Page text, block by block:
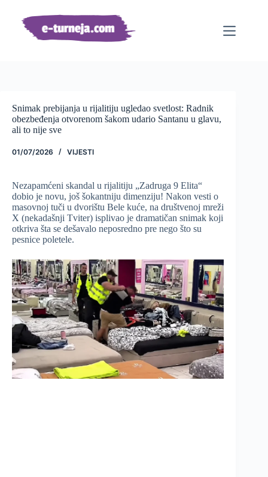
sadržaj
Snimak prebijanja u rijalitiju ugledao svetlost: Radnik
obezbeđenja otvorenom šakom udario Santanu u glavu,
ali to nije sve
01/07/2026 VIJESTI
Nezapamćeni skandal u rijalitiju „Zadruga 9 Elita“
dobio je novu, još šokantniju dimenziju! Nakon vesti o
masovnoj tuči u dvorištu Bele kuće, na društvenoj mreži
X (nekadašnji Tviter) isplivao je dramatičan snimak koji
otkriva šta se dešavalo neposredno pre nego što su
pesnice poletele.